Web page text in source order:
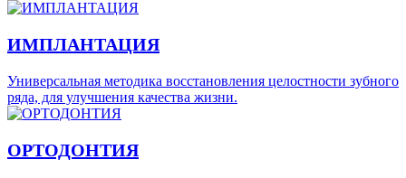
ИМПЛАНТАЦИЯ
Универсальная методика восстановления целостности зубного
ряда, для улучшения качества жизни.
ОРТОДОНТИЯ